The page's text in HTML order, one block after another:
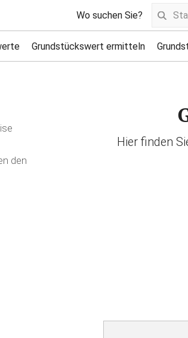
Wo suchen Sie?
Grundstückswert ermitteln
den
Hier finden